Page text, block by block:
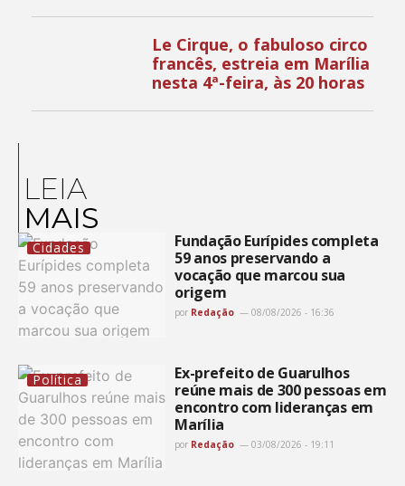
Le Cirque, o fabuloso circo
francês, estreia em Marília
nesta 4ª-feira, às 20 horas
LEIA
MAIS
Cidades
Fundação Eurípides completa
59 anos preservando a
vocação que marcou sua
origem
por Redação 08/08/2026 - 16:36
Política
Ex-prefeito de Guarulhos
reúne mais de 300 pessoas em
encontro com lideranças em
Marília
por Redação 03/08/2026 - 19:11